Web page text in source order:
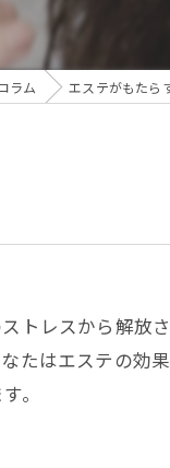
ラム エステがもたら
トレスから解放
たはエステの効
。